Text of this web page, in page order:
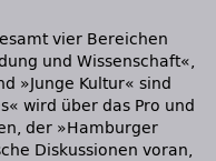
vier Bereichen
und Wissenschaft«,
»Junge Kultur« sind
wird über das Pro und
der »Hamburger
Diskussionen voran,